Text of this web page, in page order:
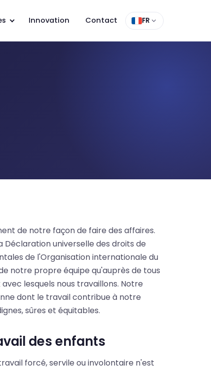
Innovation Contact FR
de notre façon de faire des affaires.
Déclaration universelle des droits de
de l'Organisation internationale du
notre propre équipe qu'auprès de tous
lesquels nous travaillons. Notre
dont le travail contribue à notre
sûres et équitables.
des enfants
forcé, servile ou involontaire n'est